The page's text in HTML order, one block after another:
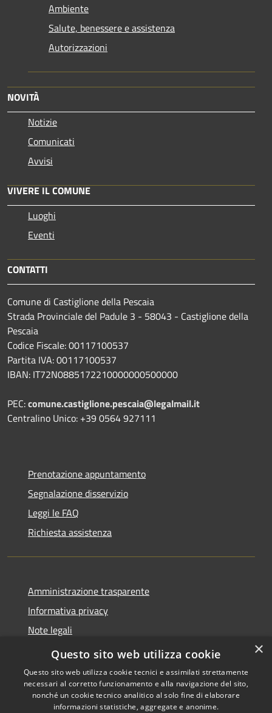
Ambiente
Salute, benessere e assistenza
Autorizzazioni
NOVITÀ
Notizie
Comunicati
Avvisi
VIVERE IL COMUNE
Luoghi
Eventi
CONTATTI
Comune di Castiglione della Pescaia
Strada Provinciale del Padule 3 - 58043 - Castiglione della
Pescaia
Codice Fiscale: 00117100537
Partita IVA: 00117100537
IBAN: IT72N0885172210000000500000
PEC:comune.castiglione.pescaia@legalmail.it
Centralino Unico: +39 0564 927111
Prenotazione appuntamento
Segnalazione disservizio
Leggi le FAQ
Richiesta assistenza
Amministrazione trasparente
Informativa privacy
Note legali
Dichiarazione di accessibilità
Copyright © 2026 • Comune di
×
Questo sito web utilizza cookie
Questo sito web utilizza cookie tecnici e assimilati strettamente
necessari al corretto funzionamento e alla navigazione del sito,
nonché un cookie tecnico analitico al solo fine di elaborare
informazioni statistiche, aggregate e anonime.